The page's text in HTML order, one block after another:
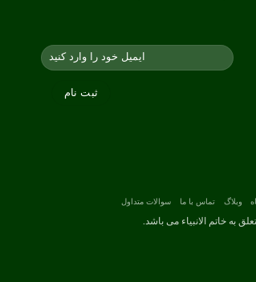
وبلاگ تماس با ما سوالات متداول
به خاتم الانبیاء می باشد.